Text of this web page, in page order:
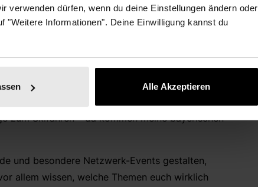
verwenden dürfen, wenn du deine Einstellungen ändern oder
Informationen". Deine Einwilligung kannst du
Alle Akzeptieren
als Teamlead im Marketing bei OTTO habe ich vier
das beste branchen- und positionsübergreifende
zum Skifahren – da kommen meine bayerischen
und besondere Netzwerk-Events gestalten,
allem wissen, welche Themen euch wirklich